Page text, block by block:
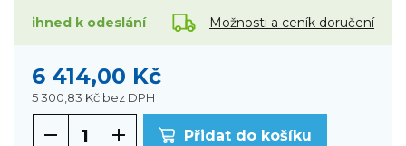
ihned k odeslání Možnosti a ceník doručení
6 414,00 Kč
5 300,83 Kč bez DPH
Přidat do košíku